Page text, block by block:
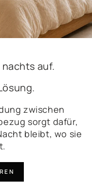
auf.
zwischen
sorgt dafür,
bleibt, wo sie